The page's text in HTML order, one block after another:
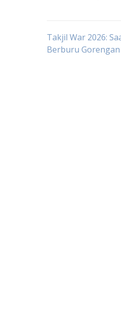
Navigasi
Takjil War 2026:
Berburu Gorengan